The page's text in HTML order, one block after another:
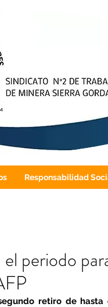
Responsabilidad
periodo
retiro de